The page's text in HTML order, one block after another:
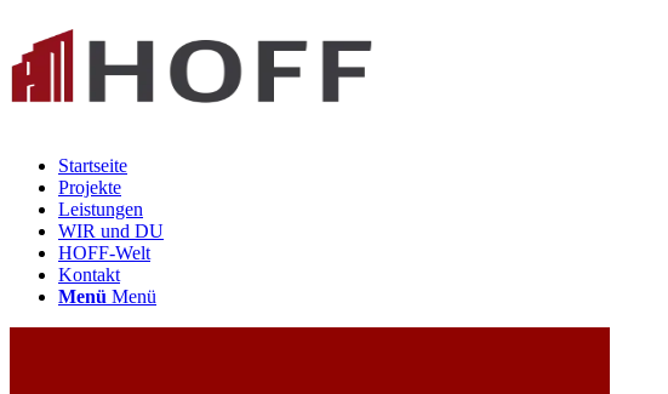
Startseite
Projekte
Leistungen
WIR und DU
HOFF-Welt
Kontakt
Menü Menü